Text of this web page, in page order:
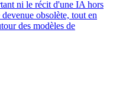
ni le récit d'une IA hors
obsolète, tout en
des modèles de